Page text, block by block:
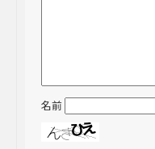
名前